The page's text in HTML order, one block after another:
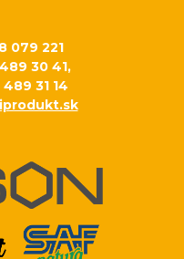
079 221
30 41,
31 14